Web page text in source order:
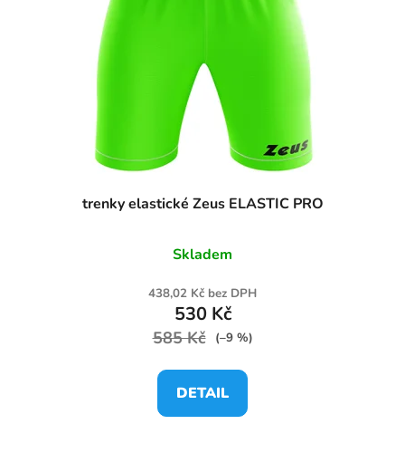
trenky elastické Zeus ELASTIC PRO
Skladem
438,02 Kč bez DPH
530 Kč
585 Kč (–9 %)
DETAIL